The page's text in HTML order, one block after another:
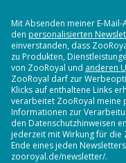
Mit Absenden meiner E-
den personalisierten
einverstanden, dass
zu Produkten,
von ZooRoyal und anderen
ZooRoyal darf zur
Klicks auf enthaltene Links
verarbeitet ZooRoyal meine
Informationen zur
den Datenschutzhinweisen
jederzeit mit Wirkung für die
Ende eines jeden
zooroyal.de/newsletter/.